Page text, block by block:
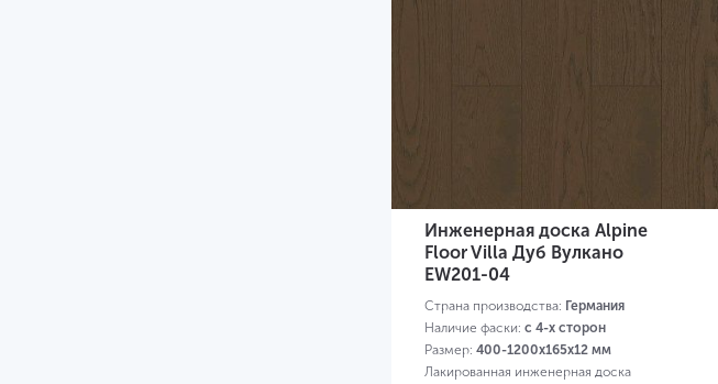
Инженерная доска Alpine
Floor Villa Дуб Вулкано
EW201-04
Страна производства: Германия
Наличие фаски: с 4-х сторон
Размер: 400-1200х165х12 мм
Лакированная инженерная доска